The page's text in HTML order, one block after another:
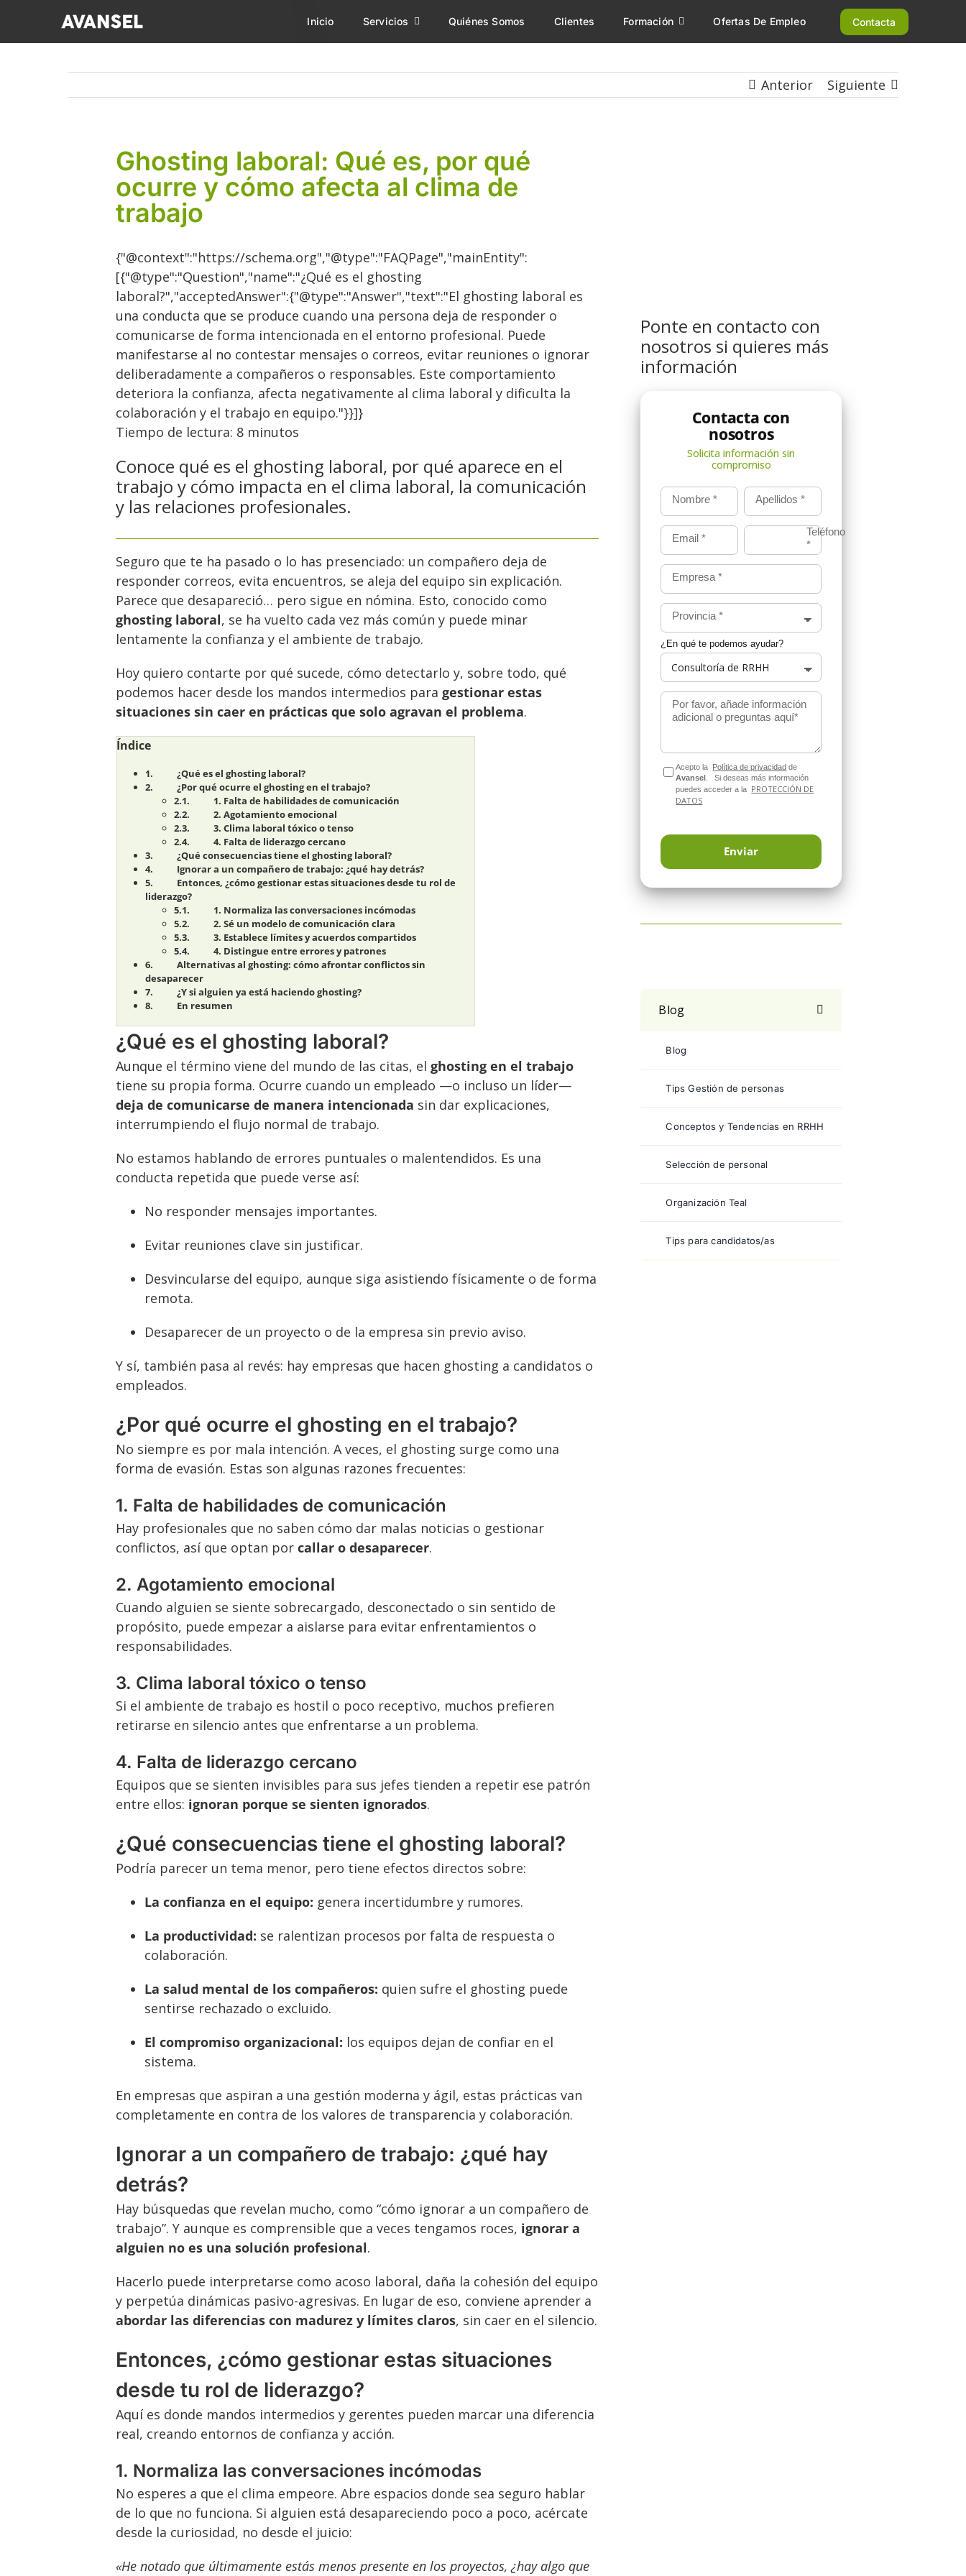
contenido
Inicio Servicios Quiénes Somos Clientes Formación Ofertas De Empleo Contacta
Anterior Siguiente
Ghosting laboral: Qué es, por qué
ocurre y cómo afecta al clima de
trabajo
{"@context":"https://schema.org","@type":"FAQPage","mainEntity":
[{"@type":"Question","name":"¿Qué es el ghosting
laboral?","acceptedAnswer":{"@type":"Answer","text":"El ghosting laboral es
una conducta que se produce cuando una persona deja de responder o
comunicarse de forma intencionada en el entorno profesional. Puede
manifestarse al no contestar mensajes o correos, evitar reuniones o ignorar
deliberadamente a compañeros o responsables. Este comportamiento
deteriora la confianza, afecta negativamente al clima laboral y dificulta la
colaboración y el trabajo en equipo."}}]}
Tiempo de lectura: 8 minutos
Conoce qué es el ghosting laboral, por qué aparece en el
trabajo y cómo impacta en el clima laboral, la comunicación
y las relaciones profesionales.
Seguro que te ha pasado o lo has presenciado: un compañero deja de
responder correos, evita encuentros, se aleja del equipo sin explicación.
Parece que desapareció… pero sigue en nómina. Esto, conocido como
ghosting laboral, se ha vuelto cada vez más común y puede minar
lentamente la confianza y el ambiente de trabajo.
Hoy quiero contarte por qué sucede, cómo detectarlo y, sobre todo, qué
podemos hacer desde los mandos intermedios paragestionar estas
situaciones sin caer en prácticas que solo agravan el problema.
Índice
¿Qué es el ghosting laboral?
¿Por qué ocurre el ghosting en el trabajo?
1. Falta de habilidades de comunicación
2. Agotamiento emocional
3. Clima laboral tóxico o tenso
4. Falta de liderazgo cercano
¿Qué consecuencias tiene el ghosting laboral?
Ignorar a un compañero de trabajo: ¿qué hay detrás?
Entonces, ¿cómo gestionar estas situaciones desde tu rol de
liderazgo?
1. Normaliza las conversaciones incómodas
2. Sé un modelo de comunicación clara
3. Establece límites y acuerdos compartidos
4. Distingue entre errores y patrones
Alternativas al ghosting: cómo afrontar conflictos sin
desaparecer
¿Y si alguien ya está haciendo ghosting?
En resumen
¿Qué es el ghosting laboral?
Aunque el término viene del mundo de las citas, elghosting en el trabajo
tiene su propia forma. Ocurre cuando un empleado —o incluso un líder—
deja de comunicarse de manera intencionada sin dar explicaciones,
interrumpiendo el flujo normal de trabajo.
No estamos hablando de errores puntuales o malentendidos. Es una
conducta repetida que puede verse así:
No responder mensajes importantes.
Evitar reuniones clave sin justificar.
Desvincularse del equipo, aunque siga asistiendo físicamente o de forma
remota.
Desaparecer de un proyecto o de la empresa sin previo aviso.
Y sí, también pasa al revés: hay empresas que hacen ghosting a candidatos o
empleados.
¿Por qué ocurre el ghosting en el trabajo?
No siempre es por mala intención. A veces, el ghosting surge como una
forma de evasión. Estas son algunas razones frecuentes:
1. Falta de habilidades de comunicación
Hay profesionales que no saben cómo dar malas noticias o gestionar
conflictos, así que optan porcallar o desaparecer.
2. Agotamiento emocional
Cuando alguien se siente sobrecargado, desconectado o sin sentido de
propósito, puede empezar a aislarse para evitar enfrentamientos o
responsabilidades.
3. Clima laboral tóxico o tenso
Si el ambiente de trabajo es hostil o poco receptivo, muchos prefieren
retirarse en silencio antes que enfrentarse a un problema.
4. Falta de liderazgo cercano
Equipos que se sienten invisibles para sus jefes tienden a repetir ese patrón
entre ellos: ignoran porque se sienten ignorados.
¿Qué consecuencias tiene el ghosting laboral?
Podría parecer un tema menor, pero tiene efectos directos sobre:
La confianza en el equipo: genera incertidumbre y rumores.
La productividad: se ralentizan procesos por falta de respuesta o
colaboración.
La salud mental de los compañeros: quien sufre el ghosting puede
sentirse rechazado o excluido.
El compromiso organizacional: los equipos dejan de confiar en el
sistema.
En empresas que aspiran a una gestión moderna y ágil, estas prácticas van
completamente en contra de los valores de transparencia y colaboración.
Ignorar a un compañero de trabajo: ¿qué hay
detrás?
Hay búsquedas que revelan mucho, como “cómo ignorar a un compañero de
trabajo”. Y aunque es comprensible que a veces tengamos roces, ignorar a
alguien no es una solución profesional.
Hacerlo puede interpretarse como acoso laboral, daña la cohesión del equipo
y perpetúa dinámicas pasivo-agresivas. En lugar de eso, conviene aprender a
abordar las diferencias con madurez y límites claros, sin caer en el silencio.
Entonces, ¿cómo gestionar estas situaciones
desde tu rol de liderazgo?
Aquí es donde mandos intermedios y gerentes pueden marcar una diferencia
real, creando entornos de confianza y acción.
1. Normaliza las conversaciones incómodas
No esperes a que el clima empeore. Abre espacios donde sea seguro hablar
de lo que no funciona. Si alguien está desapareciendo poco a poco, acércate
desde la curiosidad, no desde el juicio:
«He notado que últimamente estás menos presente en los proyectos, ¿hay algo que
Ponte en contacto con
nosotros si quieres más
información
Nombre* Apellidos*
Email*
Teléfono
*
Empresa*
Provincia*
¿En qué te podemos ayudar?
Por favor, añade información
adicional o preguntas aquí*
Acepto la Política de privacidad de
Avansel .Si deseas más información
puedes acceder a la PROTECCIÓN DE
DATOS
Blog
Blog
Tips Gestión de personas
Conceptos y Tendencias en RRHH
Selección de personal
Organización Teal
Tips para candidatos/as